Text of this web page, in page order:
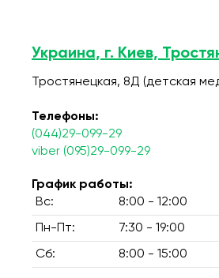
Украина, г. Киев,
Тростянецкая, 8Д (детская
Телефоны:
(044)29-099-29
viber (095)29-099-29
График работы:
Вс:
8:00 - 12:00
Пн-Пт: 7:30 - 19:00
Сб: 8:00 - 15:00